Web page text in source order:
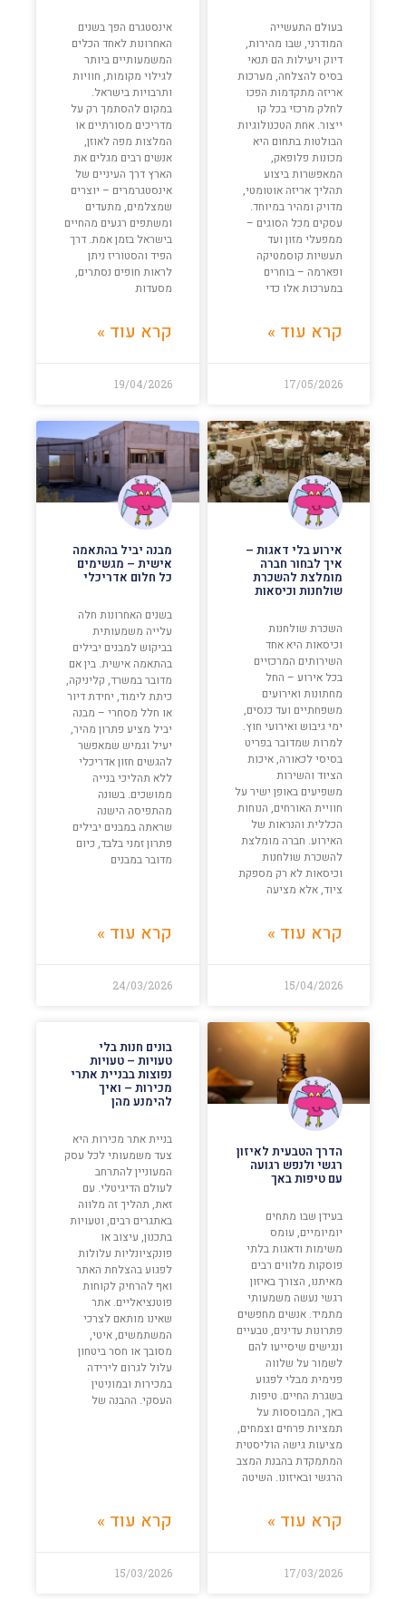
בעולם התעשייה
המודרני, שבו מהירות,
דיוק ויעילות הם תנאי
בסיס להצלחה, מערכות
אריזה מתקדמות הפכו
לחלק מרכזי בכל קו
ייצור. אחת הטכנולוגיות
הבולטות בתחום היא
מכונות פלופאק,
המאפשרות ביצוע
תהליך אריזה אוטומטי,
מדויק ומהיר במיוחד.
עסקים מכל הסוגים –
ממפעלי מזון ועד
תעשיות קוסמטיקה
ופארמה – בוחרים
במערכות אלו כדי
קרא עוד »
17/05/2026
אינסטגרם הפך בשנים
האחרונות לאחד הכלים
המשמעותיים ביותר
לגילוי מקומות, חוויות
ותרבויות בישראל.
במקום להסתמך רק על
מדריכים מסורתיים או
המלצות מפה לאוזן,
אנשים רבים מגלים את
הארץ דרך העיניים של
אינסטגרמרים – יוצרים
שמצלמים, מתעדים
ומשתפים רגעים מהחיים
בישראל בזמן אמת. דרך
הפיד והסטוריז ניתן
לראות חופים נסתרים,
מסעדות
קרא עוד »
19/04/2026
אירוע בלי דאגות –
איך לבחור חברה
מומלצת להשכרת
שולחנות וכיסאות
השכרת שולחנות
וכיסאות היא אחד
השירותים המרכזיים
בכל אירוע – החל
מחתונות ואירועים
משפחתיים ועד כנסים,
ימי גיבוש ואירועי חוץ.
למרות שמדובר בפריט
בסיסי לכאורה, איכות
הציוד והשירות
משפיעים באופן ישיר על
חוויית האורחים, הנוחות
הכללית והנראות של
האירוע. חברה מומלצת
להשכרת שולחנות
וכיסאות לא רק מספקת
ציוד, אלא מציעה
קרא עוד »
15/04/2026
מבנה יביל בהתאמה
אישית – מגשימים
כל חלום אדריכלי
בשנים האחרונות חלה
עלייה משמעותית
בביקוש למבנים יבילים
בהתאמה אישית. בין אם
מדובר במשרד, קליניקה,
כיתת לימוד, יחידת דיור
או חלל מסחרי – מבנה
יביל מציע פתרון מהיר,
יעיל וגמיש שמאפשר
להגשים חזון אדריכלי
ללא תהליכי בנייה
ממושכים. בשונה
מהתפיסה הישנה
שראתה במבנים יבילים
פתרון זמני בלבד, כיום
מדובר במבנים
קרא עוד »
24/03/2026
הדרך הטבעית לאיזון
רגשי ולנפש רגועה
עם טיפות באך
בעידן שבו מתחים
יומיומיים, עומס
משימות ודאגות בלתי
פוסקות מלווים רבים
מאיתנו, הצורך באיזון
רגשי נעשה משמעותי
מתמיד. אנשים מחפשים
פתרונות עדינים, טבעיים
ונגישים שיסייעו להם
לשמור על שלווה
פנימית מבלי לפגוע
בשגרת החיים. טיפות
באך, המבוססות על
תמציות פרחים וצמחים,
מציעות גישה הוליסטית
המתמקדת בהבנת המצב
הרגשי ובאיזונו. השיטה
קרא עוד »
17/03/2026
בונים חנות בלי
טעויות – טעויות
נפוצות בבניית אתרי
מכירות – ואיך
להימנע מהן
בניית אתר מכירות היא
צעד משמעותי לכל עסק
המעוניין להתרחב
לעולם הדיגיטלי. עם
זאת, תהליך זה מלווה
באתגרים רבים, וטעויות
בתכנון, עיצוב או
פונקציונליות עלולות
לפגוע בהצלחת האתר
ואף להרחיק לקוחות
פוטנציאליים. אתר
שאינו מותאם לצרכי
המשתמשים, איטי,
מסובך או חסר ביטחון
עלול לגרום לירידה
במכירות ובמוניטין
העסקי. ההבנה של
קרא עוד »
15/03/2026